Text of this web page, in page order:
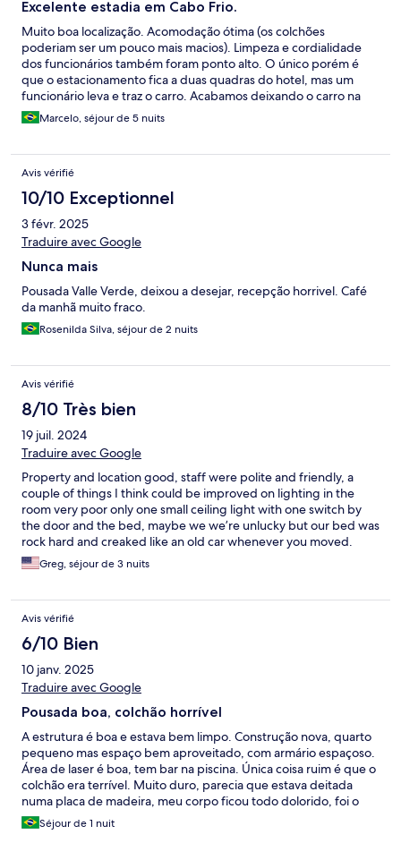
Excelente estadia em Cabo Frio.
Muito boa localização. Acomodação ótima (os colchões
poderiam ser um pouco mais macios). Limpeza e cordialidade
dos funcionários também foram ponto alto. O único porém é
que o estacionamento fica a duas quadras do hotel, mas um
funcionário leva e traz o carro. Acabamos deixando o carro na
frente do hotel quase todo o tempo pois sempre tinha vaga e o
lugar é tranquilo.
Marcelo, séjour de 5 nuits
Avis vérifié
10/10 Exceptionnel
3 févr. 2025
Traduire avec Google
Nunca mais
Pousada Valle Verde, deixou a desejar, recepção horrivel. Café
da manhã muito fraco.
Rosenilda Silva, séjour de 2 nuits
Avis vérifié
8/10 Très bien
19 juil. 2024
Traduire avec Google
Property and location good, staff were polite and friendly, a
couple of things I think could be improved on lighting in the
room very poor only one small ceiling light with one switch by
the door and the bed, maybe we we’re unlucky but our bed was
rock hard and creaked like an old car whenever you moved.
Greg, séjour de 3 nuits
Avis vérifié
6/10 Bien
10 janv. 2025
Traduire avec Google
Pousada boa, colchão horrível
A estrutura é boa e estava bem limpo. Construção nova, quarto
pequeno mas espaço bem aproveitado, com armário espaçoso.
Área de laser é boa, tem bar na piscina. Única coisa ruim é que o
colchão era terrível. Muito duro, parecia que estava deitada
numa placa de madeira, meu corpo ficou todo dolorido, foi o
pior colchão que já deitei na vida. Não pedimos para trocar de
quarto porque era só uma noite, mas de manhã nos
Séjour de 1 nuit